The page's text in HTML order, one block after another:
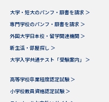
大学・短大のパンフ・願書を請求 ＞
専門学校のパンフ・願書を請求 ＞
外国大学日本校・留学関連機関 ＞
新生活・部屋探し ＞
大学入学共通テスト「受験案内」 ＞
高等学校卒業程度認定試験 ＞
小学校教員資格認定試験 ＞